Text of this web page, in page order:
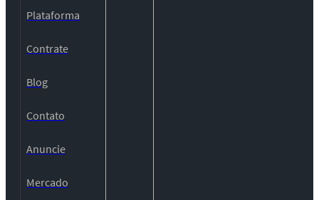
Plataforma
Contrate
Blog
Contato
Anuncie
Mercado